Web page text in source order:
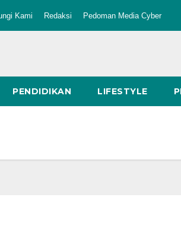
Kami Redaksi Pedoman Media Cyber
PENDIDIKAN LIFESTYLE